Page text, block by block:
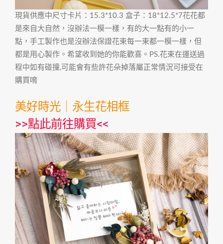
現貨供應中尺寸卡片：15.3*10.3 盒子：18*12.5*7花花都
是來自大自然，沒辦法一模一樣，有的大一點有的小一
點，手工製作也是沒辦法保證花束每一束都一模一樣，但
都是用心製作。希望收到她的你能歡喜。PS.花束在運送過
程中如有碰撞,可能會有些許花朵掉落屬正常情況可接受在
購買唷
美好時光｜永生花相框
>>點此前往購買<<